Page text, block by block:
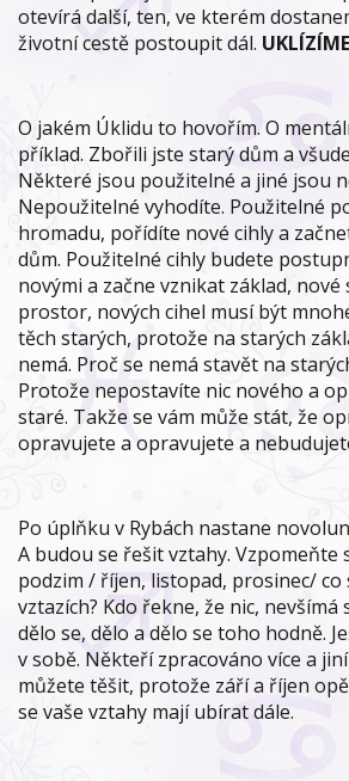
otevírá další, ten, ve kterém
životní cestě postoupit dál. UKLÍZÍME
O jakém Úklidu to hovořím. O
příklad. Zbořili jste starý dům a
Některé jsou použitelné a jiné jsou
Nepoužitelné vyhodíte. Použitelné
hromadu, pořídíte nové cihly a
dům. Použitelné cihly budete
novými a začne vznikat základ, nové
prostor, nových cihel musí být
těch starých, protože na starých
nemá. Proč se nemá stavět na
Protože nepostavíte nic nového a
staré. Takže se vám může stát, že
opravujete a opravujete a
Po úplňku v Rybách nastane
A budou se řešit vztahy. Vzpomeňte
podzim / říjen, listopad, prosinec/ co
vztazích? Kdo řekne, že nic, nevšímá
dělo se, dělo a dělo se toho hodně.
v sobě. Někteří zpracováno více a
můžete těšit, protože září a říjen
se vaše vztahy mají ubírat dále.